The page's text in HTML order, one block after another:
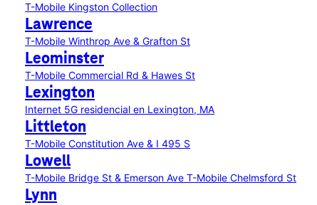
T-Mobile Kingston Collection
Lawrence
T-Mobile Winthrop Ave & Grafton St
Leominster
T-Mobile Commercial Rd & Hawes St
Lexington
Internet 5G residencial en Lexington, MA
Littleton
T-Mobile Constitution Ave & I 495 S
Lowell
T-Mobile Bridge St & Emerson Ave T-Mobile Chelmsford St
Lynn